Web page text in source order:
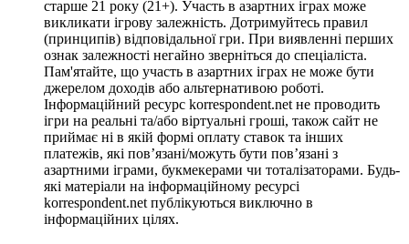
старше 21 року (21+). Участь в азартних іграх може
викликати ігрову залежність. Дотримуйтесь правил
(принципів) відповідальної гри. При виявленні перших
ознак залежності негайно зверніться до спеціаліста.
Пам'ятайте, що участь в азартних іграх не може бути
джерелом доходів або альтернативою роботі.
Інформаційний ресурс korrespondent.net не проводить
ігри на реальні та/або віртуальні гроші, також сайт не
приймає ні в якій формі оплату ставок та інших
платежів, які пов’язані/можуть бути пов’язані з
азартними іграми, букмекерами чи тоталізаторами. Будь-
які матеріали на інформаційному ресурсі
korrespondent.net публікуються виключно в
інформаційних цілях.